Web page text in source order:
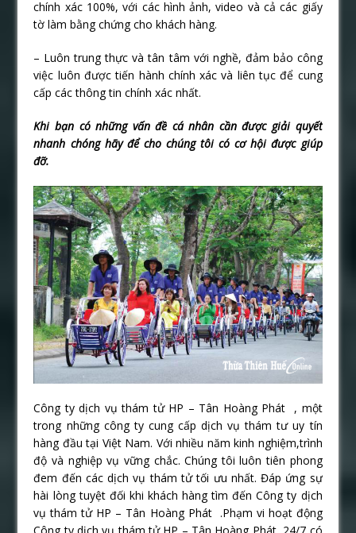
chính xác 100%, với các hình ảnh, video và cả các giấy
tờ làm bằng chứng cho khách hàng.
– Luôn trung thực và tân tâm với nghề, đảm bảo công
việc luôn được tiến hành chính xác và liên tục để cung
cấp các thông tin chính xác nhất.
Khi bạn có những vấn đề cá nhân cần được giải quyết
nhanh chóng hãy để cho chúng tôi có cơ hội được giúp
đỡ.
Công ty dịch vụ thám tử HP – Tân Hoàng Phát , một
trong những công ty cung cấp dịch vụ thám tư uy tín
hàng đầu tại Việt Nam. Với nhiều năm kinh nghiệm,trình
độ và nghiệp vụ vững chắc. Chúng tôi luôn tiên phong
đem đến các dịch vụ thám tử tối ưu nhất. Đáp ứng sự
hài lòng tuyệt đối khi khách hàng tìm đến Công ty dịch
vụ thám tử HP – Tân Hoàng Phát .Phạm vi hoạt động
Công ty dịch vụ thám tử HP – Tân Hoàng Phát 24/7 có